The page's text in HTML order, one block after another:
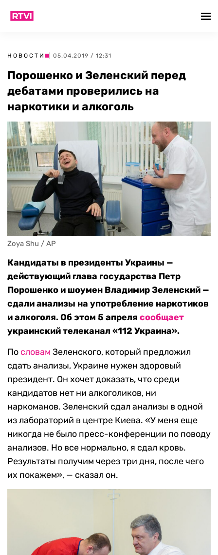
НОВОСТИ | 05.04.2019 / 12:31
Порошенко и Зеленский перед
дебатами проверились на
наркотики и алкоголь
Zoya Shu / AP
Кандидаты в президенты Украины —
действующий глава государства Петр
Порошенко и шоумен Владимир Зеленский —
сдали анализы на употребление наркотиков
и алкоголя. Об этом 5 апреля сообщает
украинский телеканал «112 Украина».
По словам Зеленского, который предложил
сдать анализы, Украине нужен здоровый
президент. Он хочет доказать, что среди
кандидатов нет ни алкоголиков, ни
наркоманов. Зеленский сдал анализы в одной
из лабораторий в центре Киева. «У меня еще
никогда не было пресс-конференции по поводу
анализов. Но все нормально, я сдал кровь.
Результаты получим через три дня, после чего
их покажем», — сказал он.